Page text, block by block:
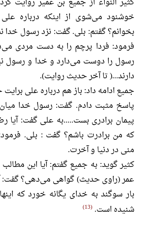
خوشنود می‌شوی از اینکه درباره
بخوانم؟ گفتم: بلی. گفت: نزد رسول خدا
فرمود: فردا پرچم را به دست مردی
رسول را دوست می‌دارد و خدا و رسول
دارند...( تا آخر حدیث روایت).
جمیع ادامه داد: باز هم درباره علی
پاسخ مثبت دادم. گفت: رسول خدا
پیمان برادری بست.....به علی گفت: آیا
که من برادرت باشم؟ گفت : بلی.
منی در دنیا و آخرت.
کثیر گوید: به جمیع گفتم: آیا این مطالب
عمر (راوی حدیث) گواهی می‌دهی؟
بار سوگند به خدای یگانه خورد که
شنیده است. 13